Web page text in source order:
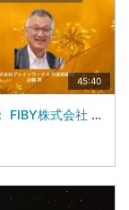
45:40
名誉教授と経営者のトモダチトークゲスト： FIBY株式会社 代表取締役 中里 彰吾 氏